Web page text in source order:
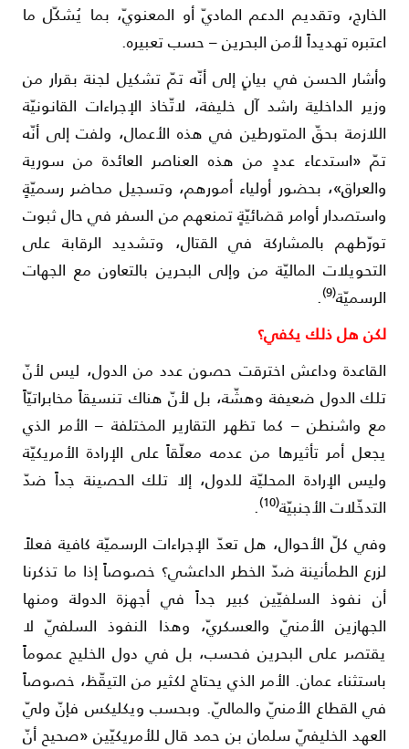
وتقديم الدعم الماديّ أو المعنويّ، بما يُشكّل ما
تهديداً لأمن البحرين – حسب تعبيره.
الحسن في بيانٍ إلى أنّه تمّ تشكيل لجنة بقرار من
الداخلية راشد آل خليفة، لاتّخاذ الإجراءات القانونيّة
بحقّ المتورطين في هذه الأعمال، ولفت إلى أنّه
«استدعاء عددٍ من هذه العناصر العائدة من سورية
بحضور أولياء أمورهم، وتسجيل محاضر رسميّةٍ
أوامر قضائيّةٍ تمنعهم من السفر في حال ثبوت
بالمشاركة في القتال، وتشديد الرقابة على
الماليّة من وإلى البحرين بالتعاون مع الجهات
.
هل ذلك يكفي؟
وداعش اخترقت حصون عدد من الدول، ليس لأنّ
الدول ضعيفة وهشّة، بل لأنّ هناك تنسيقاً مخابراتيّاً
واشنطن – كما تظهر التقارير المختلفة – الأمر الذي
أمر تأثيرها من عدمه معلّقاً على الإرادة الأمريكيّة
الإرادة المحليّة للدول، إلا تلك الحصينة جداً ضدّ
الأجنبيّة(10)
.
كلّ الأحوال، هل تعدّ الإجراءات الرسميّة كافية فعلاً
الطمأنينة ضدّ الخطر الداعشي؟ خصوصاً إذا ما تذكرنا
نفوذ السلفيّين كبير جداً في أجهزة الدولة ومنها
الأمنيّ والعسكريّ، وهذا النفوذ السلفيّ لا
على البحرين فحسب، بل في دول الخليج عموماً
عمان. الأمر الذي يحتاج لكثير من التيقّظ، خصوصاً
القطاع الأمنيّ والماليّ. وبحسب ويكليكس فإنّ وليّ
الخليفيّ سلمان بن حمد قال للأمريكيّين «صحيح أنّ